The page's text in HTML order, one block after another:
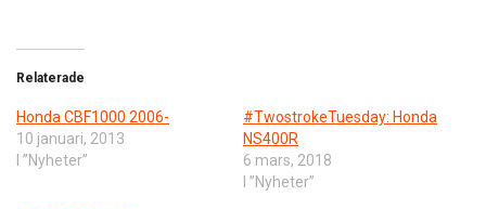
Relaterade
Honda CBF1000 2006-
10 januari, 2013
I ”Nyheter”
#TwostrokeTuesday: Honda
NS400R
6 mars, 2018
I ”Nyheter”